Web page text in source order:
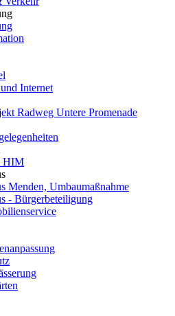
Internet
Radweg Untere Promenade
HIM
Menden, Umbaumaßnahme
- Bürgerbeteiligung